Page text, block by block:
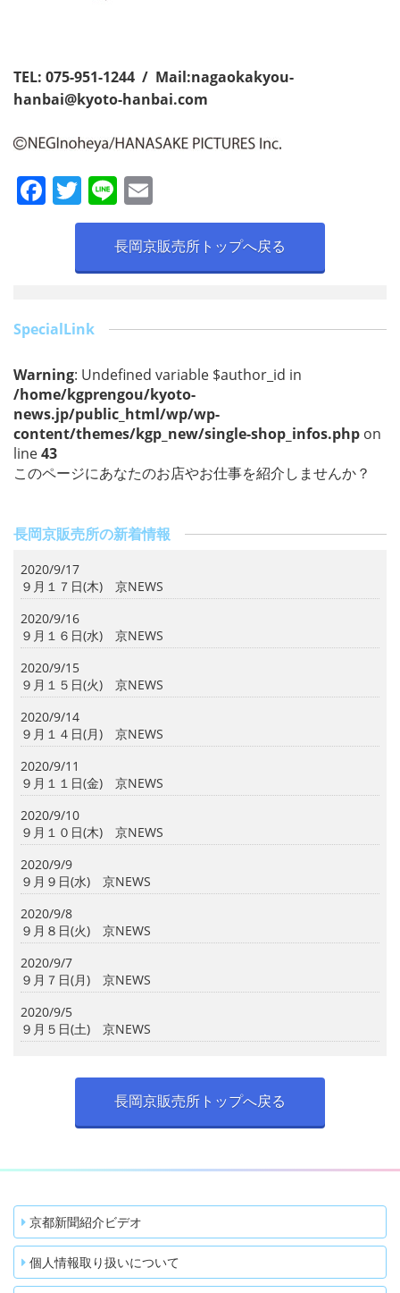
TEL: 075-951-1244 / Mail:nagaokakyou-
hanbai@kyoto-hanbai.com
F
o
o
k
T
w
er
Li
n
e
m
ai
l
長岡京販売所トップへ戻る
SpecialLink
Warning: Undefined variable $author_id in
/home/kgprengou/kyoto-
news.jp/public_html/wp/wp-
content/themes/kgp_new/single-shop_infos.php on
line43
このページにあなたのお店やお仕事を紹介しませんか？
長岡京販売所の新着情報
2020/9/17
９月１７日(木) 京NEWS
2020/9/16
９月１６日(水) 京NEWS
2020/9/15
９月１５日(火) 京NEWS
2020/9/14
９月１４日(月) 京NEWS
2020/9/11
９月１１日(金) 京NEWS
2020/9/10
９月１０日(木) 京NEWS
2020/9/9
９月９日(水) 京NEWS
2020/9/8
９月８日(火) 京NEWS
2020/9/7
９月７日(月) 京NEWS
2020/9/5
９月５日(土) 京NEWS
長岡京販売所トップへ戻る
京都新聞紹介ビデオ
個人情報取り扱いについて